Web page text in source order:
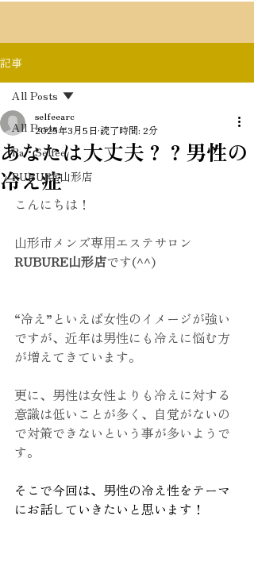
記事
All Posts
Ra・Selfee
RUBURE山形店
All Posts
あなたは大丈夫？？男性の
冷え症
selfeearc
2025年3月5日 読了時間: 2分
こんにちは！
山形市メンズ専用エステサロン
RUBURE山形店です(^^)
“冷え”といえば女性のイメージが強い
ですが、近年は男性にも冷えに悩む方
が増えてきています。
更に、男性は女性よりも冷えに対する
意識は低いことが多く、自覚がないの
で対策できないという事が多いようで
す。
そこで今回は、男性の冷え性をテーマ
にお話していきたいと思います！